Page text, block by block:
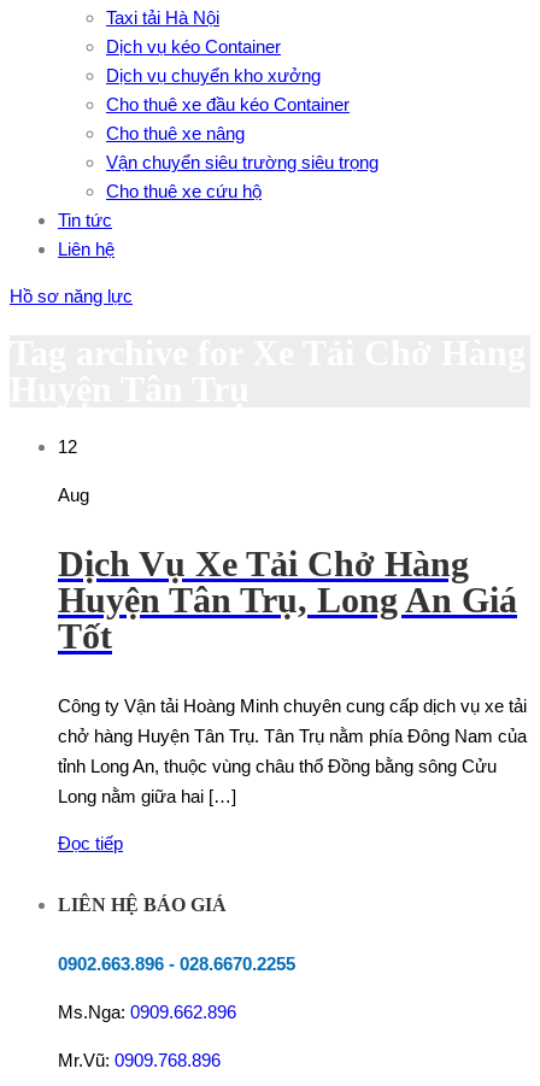
Taxi tải Hà Nội
Dịch vụ kéo Container
Dịch vụ chuyển kho xưởng
Cho thuê xe đầu kéo Container
Cho thuê xe nâng
Vận chuyển siêu trường siêu trọng
Cho thuê xe cứu hộ
Tin tức
Liên hệ
Hồ sơ năng lực
12
Aug
Dịch Vụ Xe Tải Chở Hàng
Huyện Tân Trụ, Long An Giá
Tốt
Công ty Vận tải Hoàng Minh chuyên cung cấp dịch vụ xe tải
chở hàng Huyện Tân Trụ. Tân Trụ nằm phía Đông Nam của
tỉnh Long An, thuộc vùng châu thổ Đồng bằng sông Cửu
Long nằm giữa hai […]
Đọc tiếp
LIÊN HỆ BÁO GIÁ
0902.663.896 - 028.6670.2255
Ms.Nga: 0909.662.896
Mr.Vũ: 0909.768.896